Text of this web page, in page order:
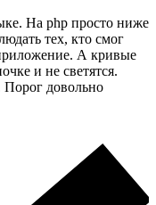
На php просто ниже
тех, кто смог
А кривые
и не светятся.
довольно